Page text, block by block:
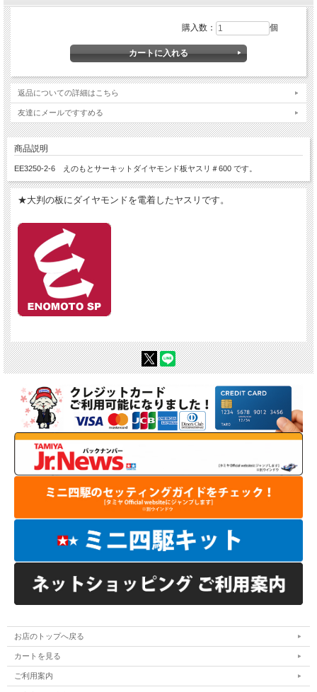
購入数： 個
返品についての詳細はこちら
友達にメールですすめる
商品説明
EE3250-2-6 えのもとサーキットダイヤモンド板ヤスリ＃600 です。
★大判の板にダイヤモンドを電着したヤスリです。
お店のトップへ戻る
カートを見る
ご利用案内